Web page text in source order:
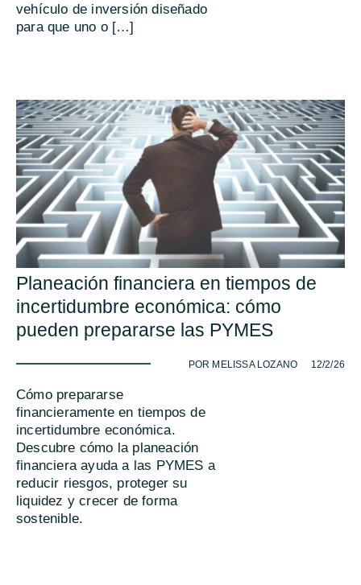
vehículo de inversión diseñado
para que uno o […]
Planeación financiera en tiempos de
incertidumbre económica: cómo
pueden prepararse las PYMES
- POR MELISSA LOZANO 12/2/26
Cómo prepararse
financieramente en tiempos de
incertidumbre económica.
Descubre cómo la planeación
financiera ayuda a las PYMES a
reducir riesgos, proteger su
liquidez y crecer de forma
sostenible.